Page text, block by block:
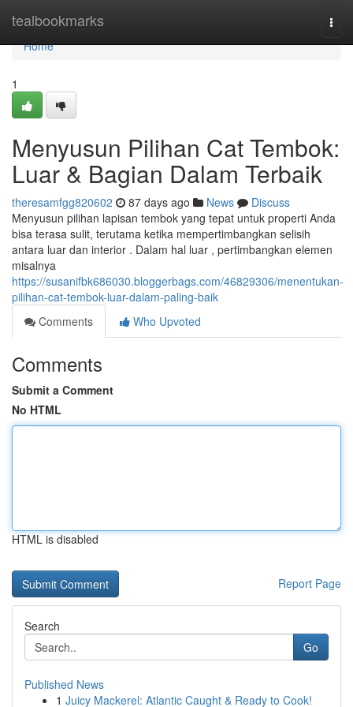
tealbookmarks
Home
Home
1
Menyusun Pilihan Cat Tembok:
Luar & Bagian Dalam Terbaik
theresamfgg820602 87 days ago News
Discuss
Menyusun pilihan lapisan tembok yang tepat untuk properti Anda
bisa terasa sulit, terutama ketika mempertimbangkan selisih
antara luar dan interior . Dalam hal luar , pertimbangkan elemen
misalnya
https://susanifbk686030.bloggerbags.com/46829306/menentukan-
pilihan-cat-tembok-luar-dalam-paling-baik
Comments
Who Upvoted
Comments
Submit a Comment
No HTML
HTML is disabled
Report Page
Search
Go
Published News
1 Juicy Mackerel: Atlantic Caught & Ready to Cook!